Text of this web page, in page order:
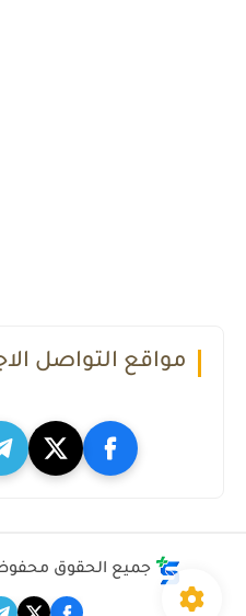
مواقع التواصل
جميع الحقوق